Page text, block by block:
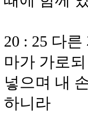
20 : 25 다
마가 가로
넣으며 내
하니라